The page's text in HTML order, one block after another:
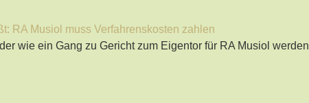
RA Musiol muss Verfahrenskosten zahlen
wie ein Gang zu Gericht zum Eigentor für RA Musiol werden